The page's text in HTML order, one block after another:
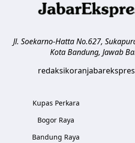
Jl. Soekarno-Hatta No.627,
Kota Bandung, Jawab
Kupas Perkara
Bogor Raya
Bandung Raya